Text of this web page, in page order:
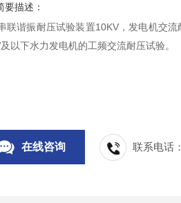
要描述：
联谐振耐压试验装置10KV，发电机交
以下水力发电机的工频交流耐压试验。
在线咨询 联系电话：